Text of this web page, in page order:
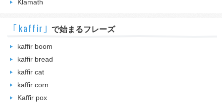
Klamath
｢kaffir｣ で始まるフレーズ
kaffir boom
kaffir bread
kaffir cat
kaffir corn
Kaffir pox